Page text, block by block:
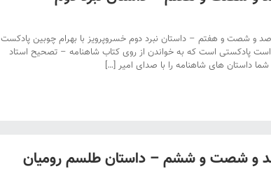
شصت و هفتم – داستان نبرد دوم خسروپرویز با بهرام چوبین پادکست
پادکستی است که به خواندن از روی کتاب شاهنامه – تصحیح استاد
داستان های شاهنامه را با صدای امیر […]
و شصت و ششم – داستان طلسم رومیان